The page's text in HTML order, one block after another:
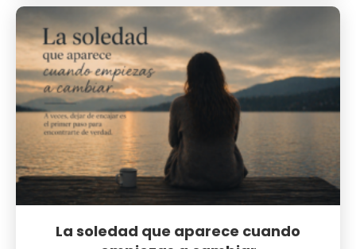
La soledad que aparece cuando